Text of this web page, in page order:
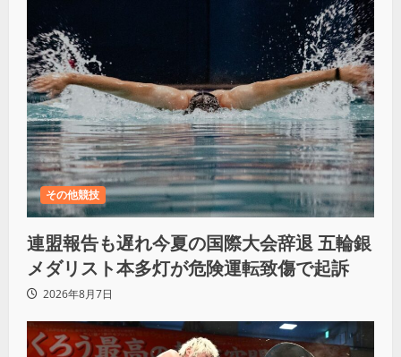
その他競技
連盟報告も遅れ今夏の国際大会辞退 五輪銀
メダリスト本多灯が危険運転致傷で起訴
2026年8月7日